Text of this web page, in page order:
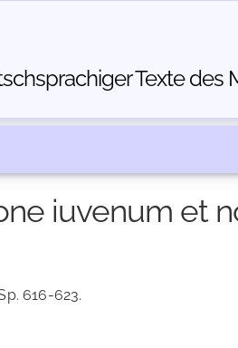
Texte des
iuvenum et
616-623.